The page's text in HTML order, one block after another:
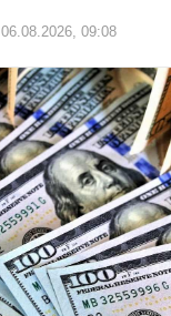
06.08.2026, 09:08